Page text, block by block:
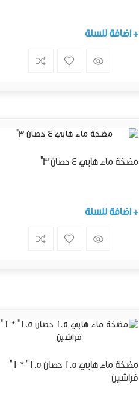
+ اضافة للسلة
مضخة ماء هابي 4 حصان 3"
+ اضافة للسلة
مضخة ماء هابي 1.5 حصان 1.5" * 1"
فراشين